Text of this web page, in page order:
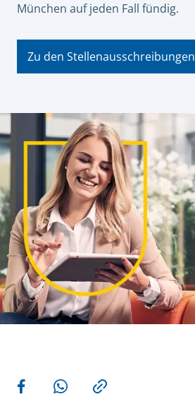
München auf jeden Fall fündig.
Zu den Stellenausschreibungen
Weitere Aktionen
Teilen auf Facebook
Teilen via WhatsApp
Kopieren